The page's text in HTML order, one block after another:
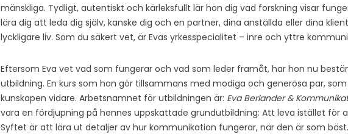
mänskliga. Tydligt, autentiskt och kärleksfullt lär hon dig vad forskning visar
lära dig att leda dig själv, kanske dig och en partner, dina anställda eller dina
lyckligare liv. Som du säkert vet, är Evas yrkesspecialitet – inre och yttre
Eftersom Eva vet vad som fungerar och vad som leder framåt, har hon nu
utbildning. En kurs som hon gör tillsammans med modiga och generösa par,
kunskapen vidare. Arbetsnamnet för utbildningen är: Eva Berlander &
vara en fördjupning på hennes uppskattade grundutbildning: Att leva istället för
Syftet är att lära ut detaljer av hur kommunikation fungerar, när den är som bäst.